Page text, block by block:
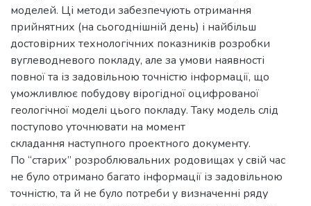
моделей. Ці методи забезпечують отримання
прийнятних (на сьогоднішній день) і найбільш
достовірних технологічних показників розробки
вуглеводневого покладу, але за умови наявності
повної та із задовільною точністю інформації, що
уможливлює побудову вірогідної оцифрованої
геологічної моделі цього покладу. Таку модель слід
поступово уточнювати на момент
складання наступного проектного документу.
По “старих” розроблювальних родовищах у свій час
не було отримано багато інформації із задовільною
точністю, та й не було потреби у визначенні ряду